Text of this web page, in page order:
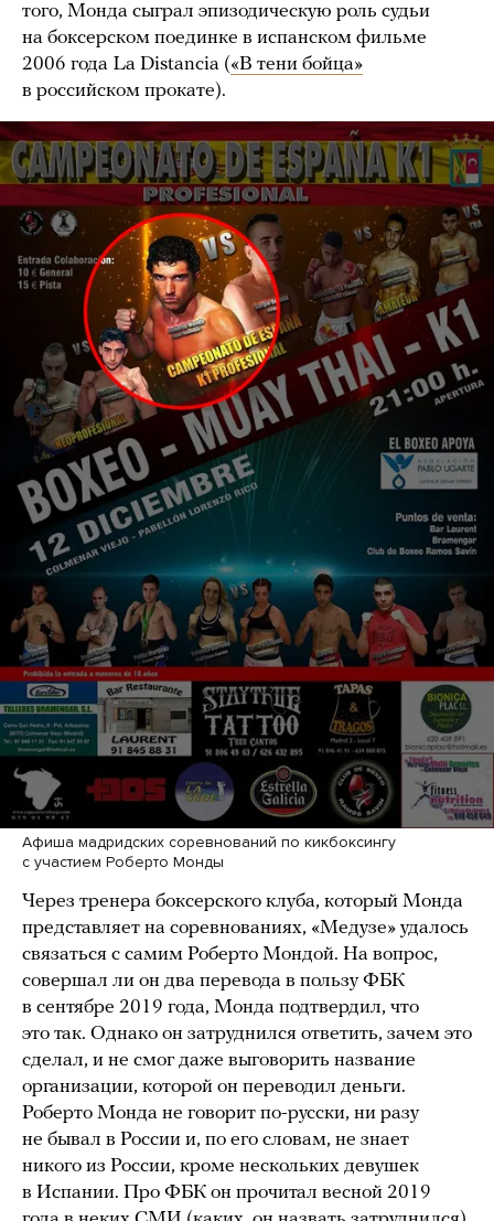
того, Монда сыграл эпизодическую роль судьи
на боксерском поединке в испанском фильме
2006 года La Distancia («В тени бойца»
в российском прокате).
Афиша мадридских соревнований по кикбоксингу
с участием Роберто Монды
Через тренера боксерского клуба, который Монда
представляет на соревнованиях, «Медузе» удалось
связаться с самим Роберто Мондой. На вопрос,
совершал ли он два перевода в пользу ФБК
в сентябре 2019 года, Монда подтвердил, что
это так. Однако он затруднился ответить, зачем это
сделал, и не смог даже выговорить название
организации, которой он переводил деньги.
Роберто Монда не говорит по-русски, ни разу
не бывал в России и, по его словам, не знает
никого из России, кроме нескольких девушек
в Испании. Про ФБК он прочитал весной 2019